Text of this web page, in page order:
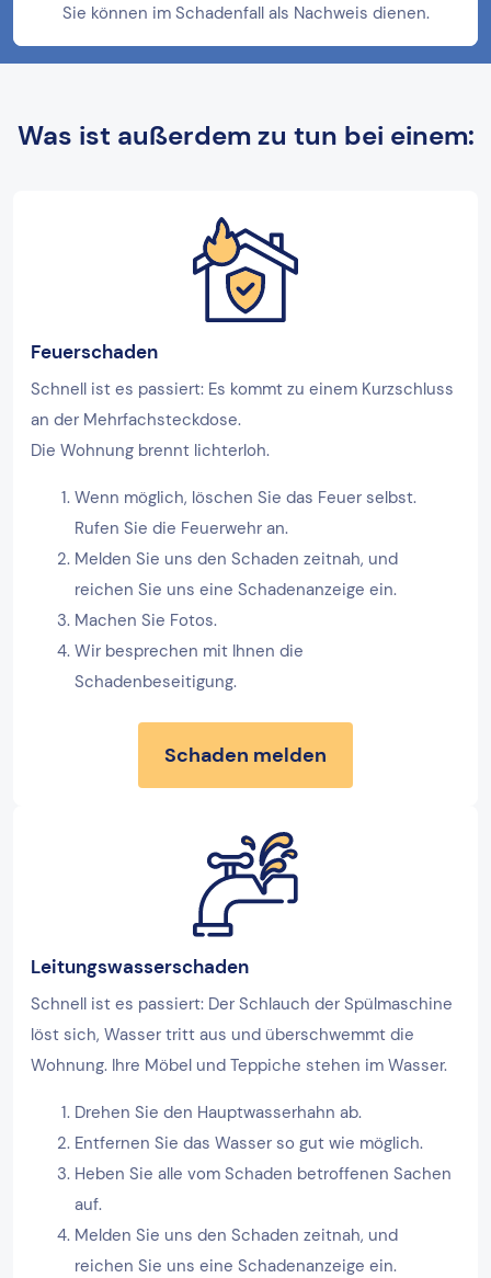
Sie können im Schadenfall als Nachweis dienen.
Was ist außerdem zu tun bei einem:
Feuerschaden
Schnell ist es passiert: Es kommt zu einem Kurzschluss
an der Mehrfachsteckdose.
Die Wohnung brennt lichterloh.
Wenn möglich, löschen Sie das Feuer selbst.
Rufen Sie die Feuerwehr an.
Melden Sie uns den Schaden zeitnah, und
reichen Sie uns eine Schadenanzeige ein.
Machen Sie Fotos.
Wir besprechen mit Ihnen die
Schadenbeseitigung.
Schaden melden
Leitungswasserschaden
Schnell ist es passiert: Der Schlauch der Spülmaschine
löst sich, Wasser tritt aus und überschwemmt die
Wohnung. Ihre Möbel und Teppiche stehen im Wasser.
Drehen Sie den Hauptwasserhahn ab.
Entfernen Sie das Wasser so gut wie möglich.
Heben Sie alle vom Schaden betroffenen Sachen
auf.
Melden Sie uns den Schaden zeitnah, und
reichen Sie uns eine Schadenanzeige ein.